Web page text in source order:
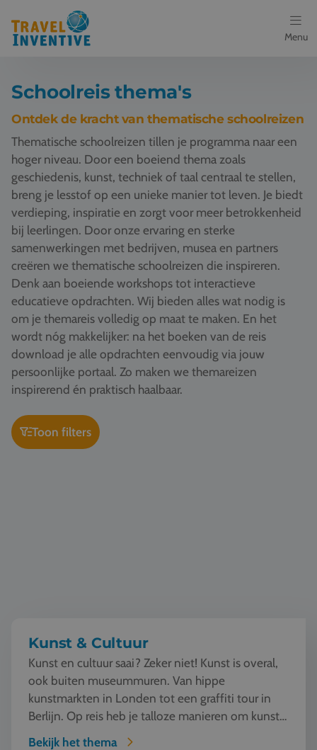
Menu
Bestemmingen
Schoolreis thema's
Voor docenten
Over ons
Een offerte aanvragen
Referenties
Vacatures
Contact
076 522 30 57
Klantportaal
Schoolreis thema's
Ontdek de kracht van thematische schoolreizen
Thematische schoolreizen tillen je programma naar een
hoger niveau. Door een boeiend thema zoals
geschiedenis, kunst, techniek of taal centraal te stellen,
breng je lesstof op een unieke manier tot leven. Je biedt
verdieping, inspiratie en zorgt voor meer betrokkenheid
bij leerlingen. Door onze ervaring en sterke
samenwerkingen met bedrijven, musea en partners
creëren we thematische schoolreizen die inspireren.
Denk aan boeiende workshops tot interactieve
educatieve opdrachten. Wij bieden alles wat nodig is
om je themareis volledig op maat te maken. En het
wordt nóg makkelijker: na het boeken van de reis
download je alle opdrachten eenvoudig via jouw
persoonlijke portaal. Zo maken we themareizen
inspirerend én praktisch haalbaar.
Toon filters
Kunst & Cultuur
Kunst en cultuur saai? Zeker niet! Kunst is overal,
ook buiten museummuren. Van hippe
kunstmarkten in Londen tot een graffiti tour in
Berlijn. Op reis heb je talloze manieren om kunst
te beleven en...
Bekijk het thema